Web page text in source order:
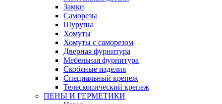
Замки
Саморезы
Шурупы
Хомуты
Хомуты с саморезом
Дверная фурнитура
Мебельная фурнитура
Скобяные изделия
Специальный крепеж
Телескопический крепеж
ПЕНЫ И ГЕРМЕТИКИ